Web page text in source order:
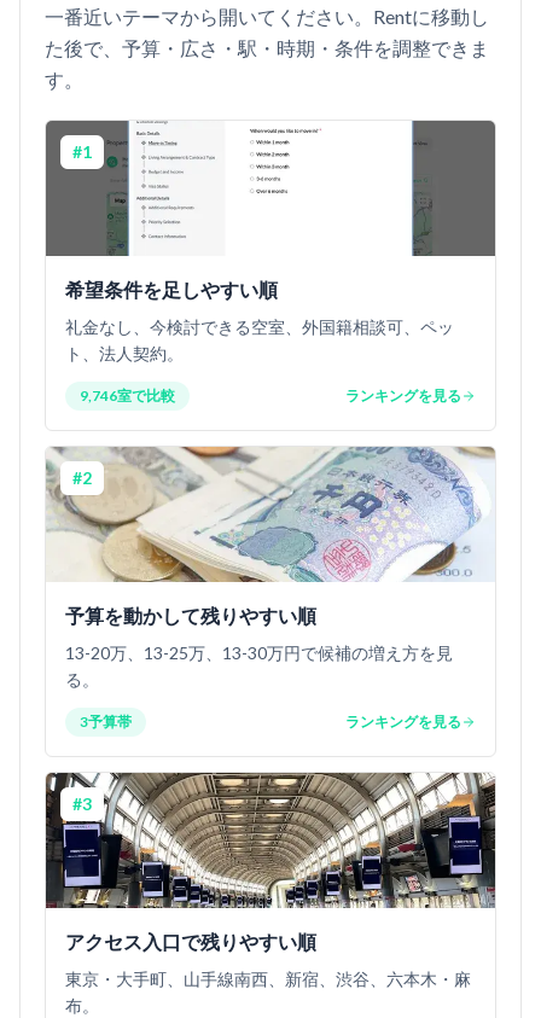
一番近いテーマから開いてください。Rentに移動し
た後で、予算・広さ・駅・時期・条件を調整できま
す。
#1
希望条件を足しやすい順
礼金なし、今検討できる空室、外国籍相談可、ペッ
ト、法人契約。
9,746室で比較 ランキングを見る
#2
予算を動かして残りやすい順
13-20万、13-25万、13-30万円で候補の増え方を見
る。
3予算帯 ランキングを見る
#3
アクセス入口で残りやすい順
東京・大手町、山手線南西、新宿、渋谷、六本木・麻
布。